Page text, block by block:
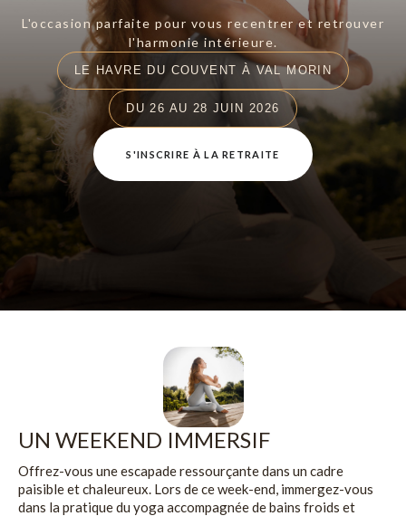
L'occasion parfaite pour vous recentrer et retrouver
l'harmonie intérieure.
LE HAVRE DU COUVENT À VAL MORIN
DU 26 AU 28 JUIN 2026
S'INSCRIRE À LA RETRAITE
UN WEEKEND IMMERSIF
Offrez-vous une escapade ressourçante dans un cadre
paisible et chaleureux. Lors de ce week-end, immergez-vous
dans la pratique du yoga accompagnée de bains froids et